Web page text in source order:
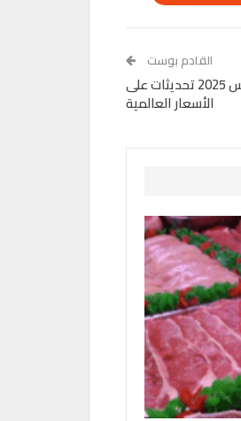
القادم بوست
سعر النحاس وبعض المعادن اليوم في مصر بتاريخ 10 مارس 2025 تحديثات على
الأسعار العالمية